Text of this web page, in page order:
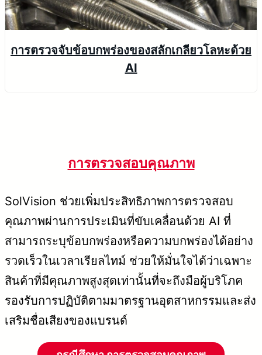
การตรวจจับข้อบกพร่องของสลักเกลียวโลหะด้วย
AI
การตรวจสอบคุณภาพ
SolVision ช่วยเพิ่มประสิทธิภาพการตรวจสอบ
คุณภาพผ่านการประเมินที่ขับเคลื่อนด้วย AI ที่
สามารถระบุข้อบกพร่องหรือความบกพร่องได้อย่าง
รวดเร็วในเวลาเรียลไทม์ ช่วยให้มั่นใจได้ว่าเฉพาะ
สินค้าที่มีคุณภาพสูงสุดเท่านั้นที่จะถึงมือผู้บริโภค
รองรับการปฏิบัติตามมาตรฐานอุตสาหกรรมและส่ง
เสริมชื่อเสียงของแบรนด์